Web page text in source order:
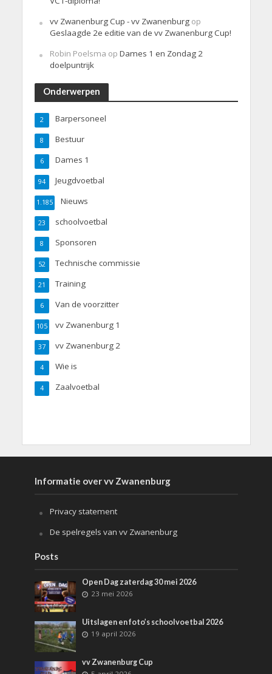
vv Zwanenburg Cup - vv Zwanenburgop
Geslaagde 2e editie van de vv Zwanenburg Cup!
Robin Poelsma op Dames 1 en Zondag 2
doelpuntrijk
Onderwerpen
Barpersoneel
2
Bestuur
8
Dames 1
6
Jeugdvoetbal
94
Nieuws
1.185
schoolvoetbal
23
Sponsoren
8
Technische commissie
52
Training
21
Van de voorzitter
6
vv Zwanenburg 1
105
vv Zwanenburg 2
37
Wie is
4
Zaalvoetbal
4
Informatie over vv Zwanenburg
Privacy statement
De spelregels van vv Zwanenburg
Posts
Open Dag zaterdag 30 mei 2026
23 mei 2026
Uitslagen en foto’s schoolvoetbal 2026
19 april 2026
vv Zwanenburg Cup